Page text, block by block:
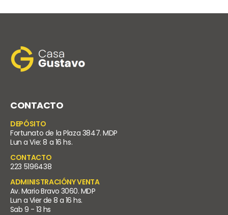
CONTACTO
DEPÓSITO
Fortunato de la Plaza 3847. MDP
Lun a Vie: 8 a 16 hs.
CONTACTO
223 5196438
ADMINISTRACIÓNY VENTA
Av. Mario Bravo 3060. MDP
Lun a Vier de 8 a 16 hs.
Sab 9 - 13 hs